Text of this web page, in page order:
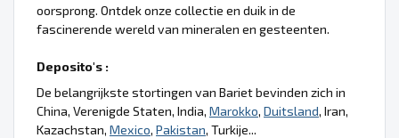
oorsprong. Ontdek onze collectie en duik in de
fascinerende wereld van mineralen en gesteenten.
Deposito's :
De belangrijkste stortingen van Bariet bevinden zich in
China, Verenigde Staten, India, Marokko, Duitsland, Iran,
Kazachstan, Mexico, Pakistan, Turkije...